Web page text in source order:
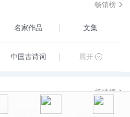
畅销榜
名家作品 文集
中国古诗词 展开
畅销榜
玄幻/新武侠/魔幻/